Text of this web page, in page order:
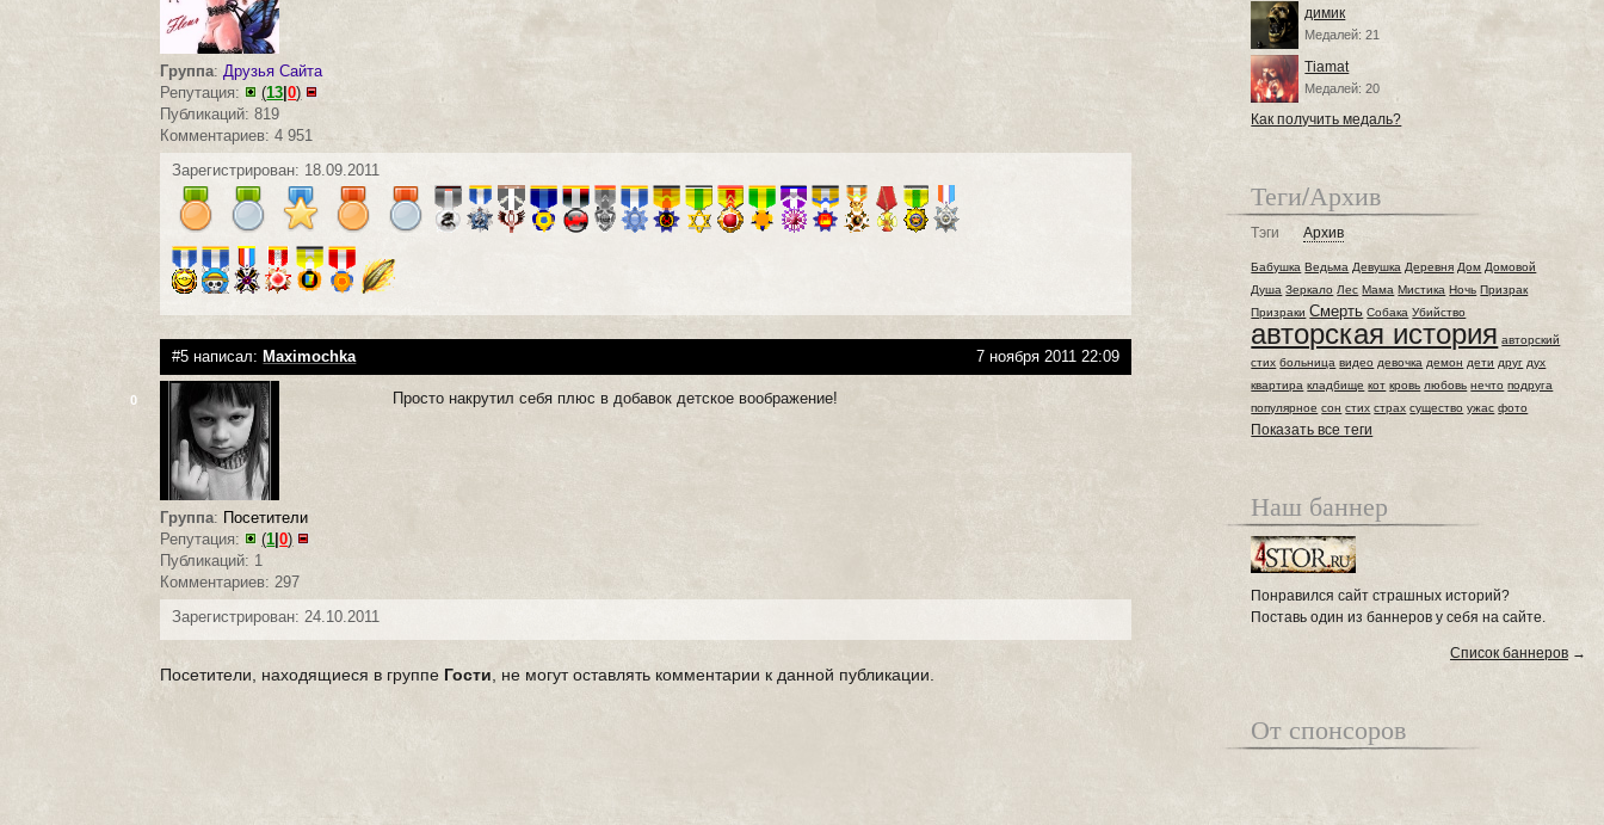
Группа: Друзья Сайта
Репутация:
(13 |0)
Публикаций: 819
Комментариев: 4 951
Зарегистрирован: 18.09.2011
#5 написал: Maximochka 7 ноября 2011 22:09
0
Группа: Посетители
Репутация:
(1 |0)
Публикаций: 1
Комментариев: 297
Просто накрутил себя плюс в добавок детское воображение!
Зарегистрирован: 24.10.2011
Посетители, находящиеся в группе Гости, не могут оставлять комментарии к данной публикации.
димик
Медалей: 21
Tiamat
Медалей: 20
Как получить медаль?
Теги/Архив
Тэги Архив
Бабушка Ведьма Девушка Деревня Дом Домовой
Душа Зеркало Лес Мама Мистика Ночь Призрак
Призраки Смерть Собака Убийство
авторская история авторский
стих больница видео девочка демон дети друг дух
квартира кладбище кот кровь любовь нечто подруга
популярное сон стих страх существо ужас фото
Показать все теги
Наш баннер
Понравился сайт страшных историй?
Поставь один из баннеров у себя на сайте.
Список баннеров →
От спонсоров